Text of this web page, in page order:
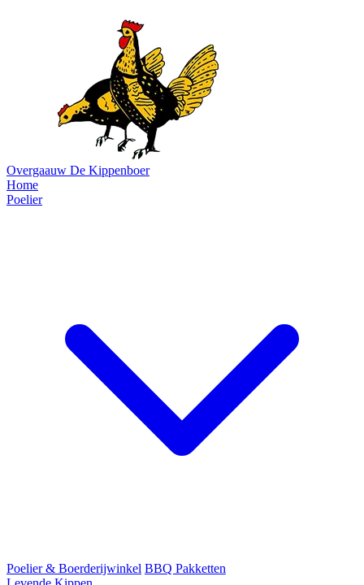
Overgaauw De Kippenboer
Home
Poelier
Poelier & Boerderijwinkel BBQ Pakketten